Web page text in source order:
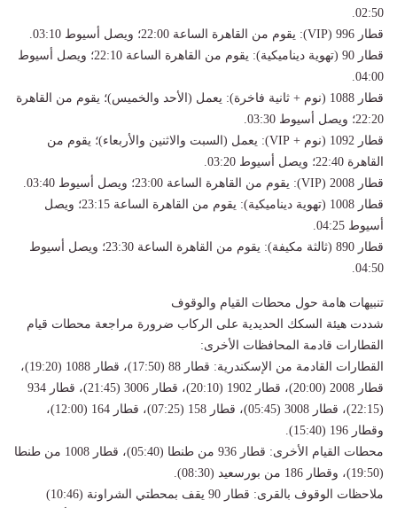
02:50.
قطار 996 (VIP): يقوم من القاهرة الساعة 22:00؛ ويصل أسيوط 03:10.
قطار 90 (تهوية ديناميكية): يقوم من القاهرة الساعة 22:10؛ ويصل أسيوط
04:00.
قطار 1088 (نوم + ثانية فاخرة): يعمل (الأحد والخميس)؛ يقوم من القاهرة
22:20؛ ويصل أسيوط 03:30.
قطار 1092 (نوم + VIP): يعمل (السبت والاثنين والأربعاء)؛ يقوم من
القاهرة 22:40؛ ويصل أسيوط 03:20.
قطار 2008 (VIP): يقوم من القاهرة الساعة 23:00؛ ويصل أسيوط 03:40.
قطار 1008 (تهوية ديناميكية): يقوم من القاهرة الساعة 23:15؛ ويصل
أسيوط 04:25.
قطار 890 (ثالثة مكيفة): يقوم من القاهرة الساعة 23:30؛ ويصل أسيوط
04:50.
تنبيهات هامة حول محطات القيام والوقوف
شددت هيئة السكك الحديدية على الركاب ضرورة مراجعة محطات قيام
القطارات قادمة المحافظات الأخرى:
القطارات القادمة من الإسكندرية: قطار 88 (17:50)، قطار 1088 (19:20)،
قطار 2008 (20:00)، قطار 1902 (20:10)، قطار 3006 (21:45)، قطار 934
(22:15)، قطار 3008 (05:45)، قطار 158 (07:25)، قطار 164 (12:00)،
وقطار 196 (15:40).
محطات القيام الأخرى: قطار 936 من طنطا (05:40)، قطار 1008 من طنطا
(19:50)، وقطار 186 من بورسعيد (08:30).
ملاحظات الوقوف بالقرى: قطار 90 يقف بمحطتي الشراونة (10:46)